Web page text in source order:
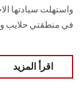
واستهلت سيادتها
في منطقتي حلايب
اقرأ المزيد